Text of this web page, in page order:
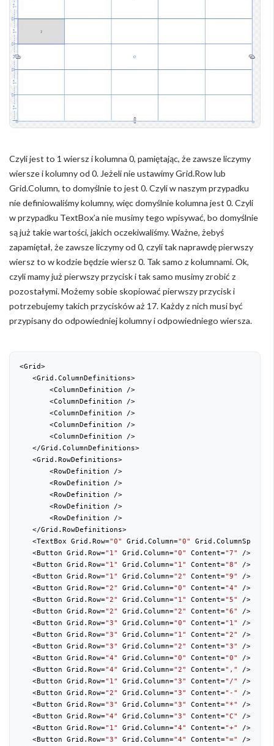
Czyli jest to 1 wiersz i kolumna 0, pamiętając, że zawsze liczymy
wiersze i kolumny od 0. Jeżeli nie ustawimy Grid.Row lub
Grid.Column, to domyślnie to jest 0. Czyli w naszym przypadku
nie definiowaliśmy kolumny, więc domyślnie kolumna jest 0. Czyli
w przypadku TextBox’a nie musimy tego wpisywać, bo domyślnie
są już takie wartości, jakich oczekiwaliśmy. Ważne, żebyś
zapamiętał, że zawsze liczymy od 0, czyli tak naprawdę pierwszy
wiersz to w kodzie będzie wiersz 0. Tak samo z kolumnami. Ok,
czyli mamy już pierwszy przycisk i tak samo musimy zrobić z
pozostałymi. Możemy sobie skopiować pierwszy przycisk i
potrzebujemy takich przycisków aż 17. Każdy z nich musi być
przypisany do odpowiedniej kolumny i odpowiedniego wiersza.
<Grid>
   <Grid.ColumnDefinitions>
       <ColumnDefinition />
       <ColumnDefinition />
       <ColumnDefinition />
       <ColumnDefinition />
       <ColumnDefinition />
   </Grid.ColumnDefinitions>
   <Grid.RowDefinitions>
       <RowDefinition />
       <RowDefinition />
       <RowDefinition />
       <RowDefinition />
       <RowDefinition />
   </Grid.RowDefinitions>
   <TextBox Grid.Row=
"0" Grid.Column="0" Grid.ColumnSpan=
   <Button Grid.Row=
"1" Grid.Column="0" Content="7"
/>
   <Button Grid.Row=
"1" Grid.Column="1" Content="8"
/>
   <Button Grid.Row=
"1" Grid.Column="2" Content="9"
/>
   <Button Grid.Row=
"2" Grid.Column="0" Content="4"
/>
   <Button Grid.Row=
"2" Grid.Column="1" Content="5"
/>
   <Button Grid.Row=
"2" Grid.Column="2" Content="6"
/>
   <Button Grid.Row=
"3" Grid.Column="0" Content="1"
/>
   <Button Grid.Row=
"3" Grid.Column="1" Content="2"
/>
   <Button Grid.Row=
"3" Grid.Column="2" Content="3"
/>
   <Button Grid.Row=
"4" Grid.Column="0" Content="0"
/>
   <Button Grid.Row=
"4" Grid.Column="2" Content=","
/>
   <Button Grid.Row=
"1" Grid.Column="3" Content="/"
/>
   <Button Grid.Row=
"2" Grid.Column="3" Content="-"
/>
   <Button Grid.Row=
"3" Grid.Column="3" Content="*"
/>
   <Button Grid.Row=
"4" Grid.Column="3" Content="C"
/>
   <Button Grid.Row=
"1" Grid.Column="4" Content="+"
/>
   <Button Grid.Row=
"3" Grid.Column="4" Content="="
/>